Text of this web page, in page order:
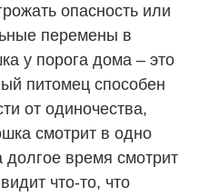
опасность или
перемены в
у порога дома – это
питомец способен
от одиночества,
смотрит в одно
долгое время смотрит
что-то, что